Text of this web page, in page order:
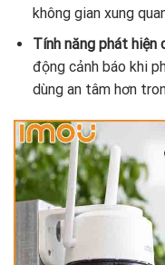
không gian xung
Tính năng phát hiện
động cảnh báo khi
dùng an tâm hơn